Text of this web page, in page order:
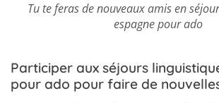
Tu te feras de nouveaux amis en
espagne pour ado
Participer aux séjours
pour ado pour faire de